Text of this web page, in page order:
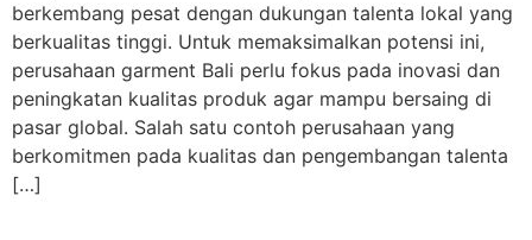
berkembang pesat dengan dukungan talenta lokal yang
berkualitas tinggi. Untuk memaksimalkan potensi ini,
perusahaan garment Bali perlu fokus pada inovasi dan
peningkatan kualitas produk agar mampu bersaing di
pasar global. Salah satu contoh perusahaan yang
berkomitmen pada kualitas dan pengembangan talenta
[…]